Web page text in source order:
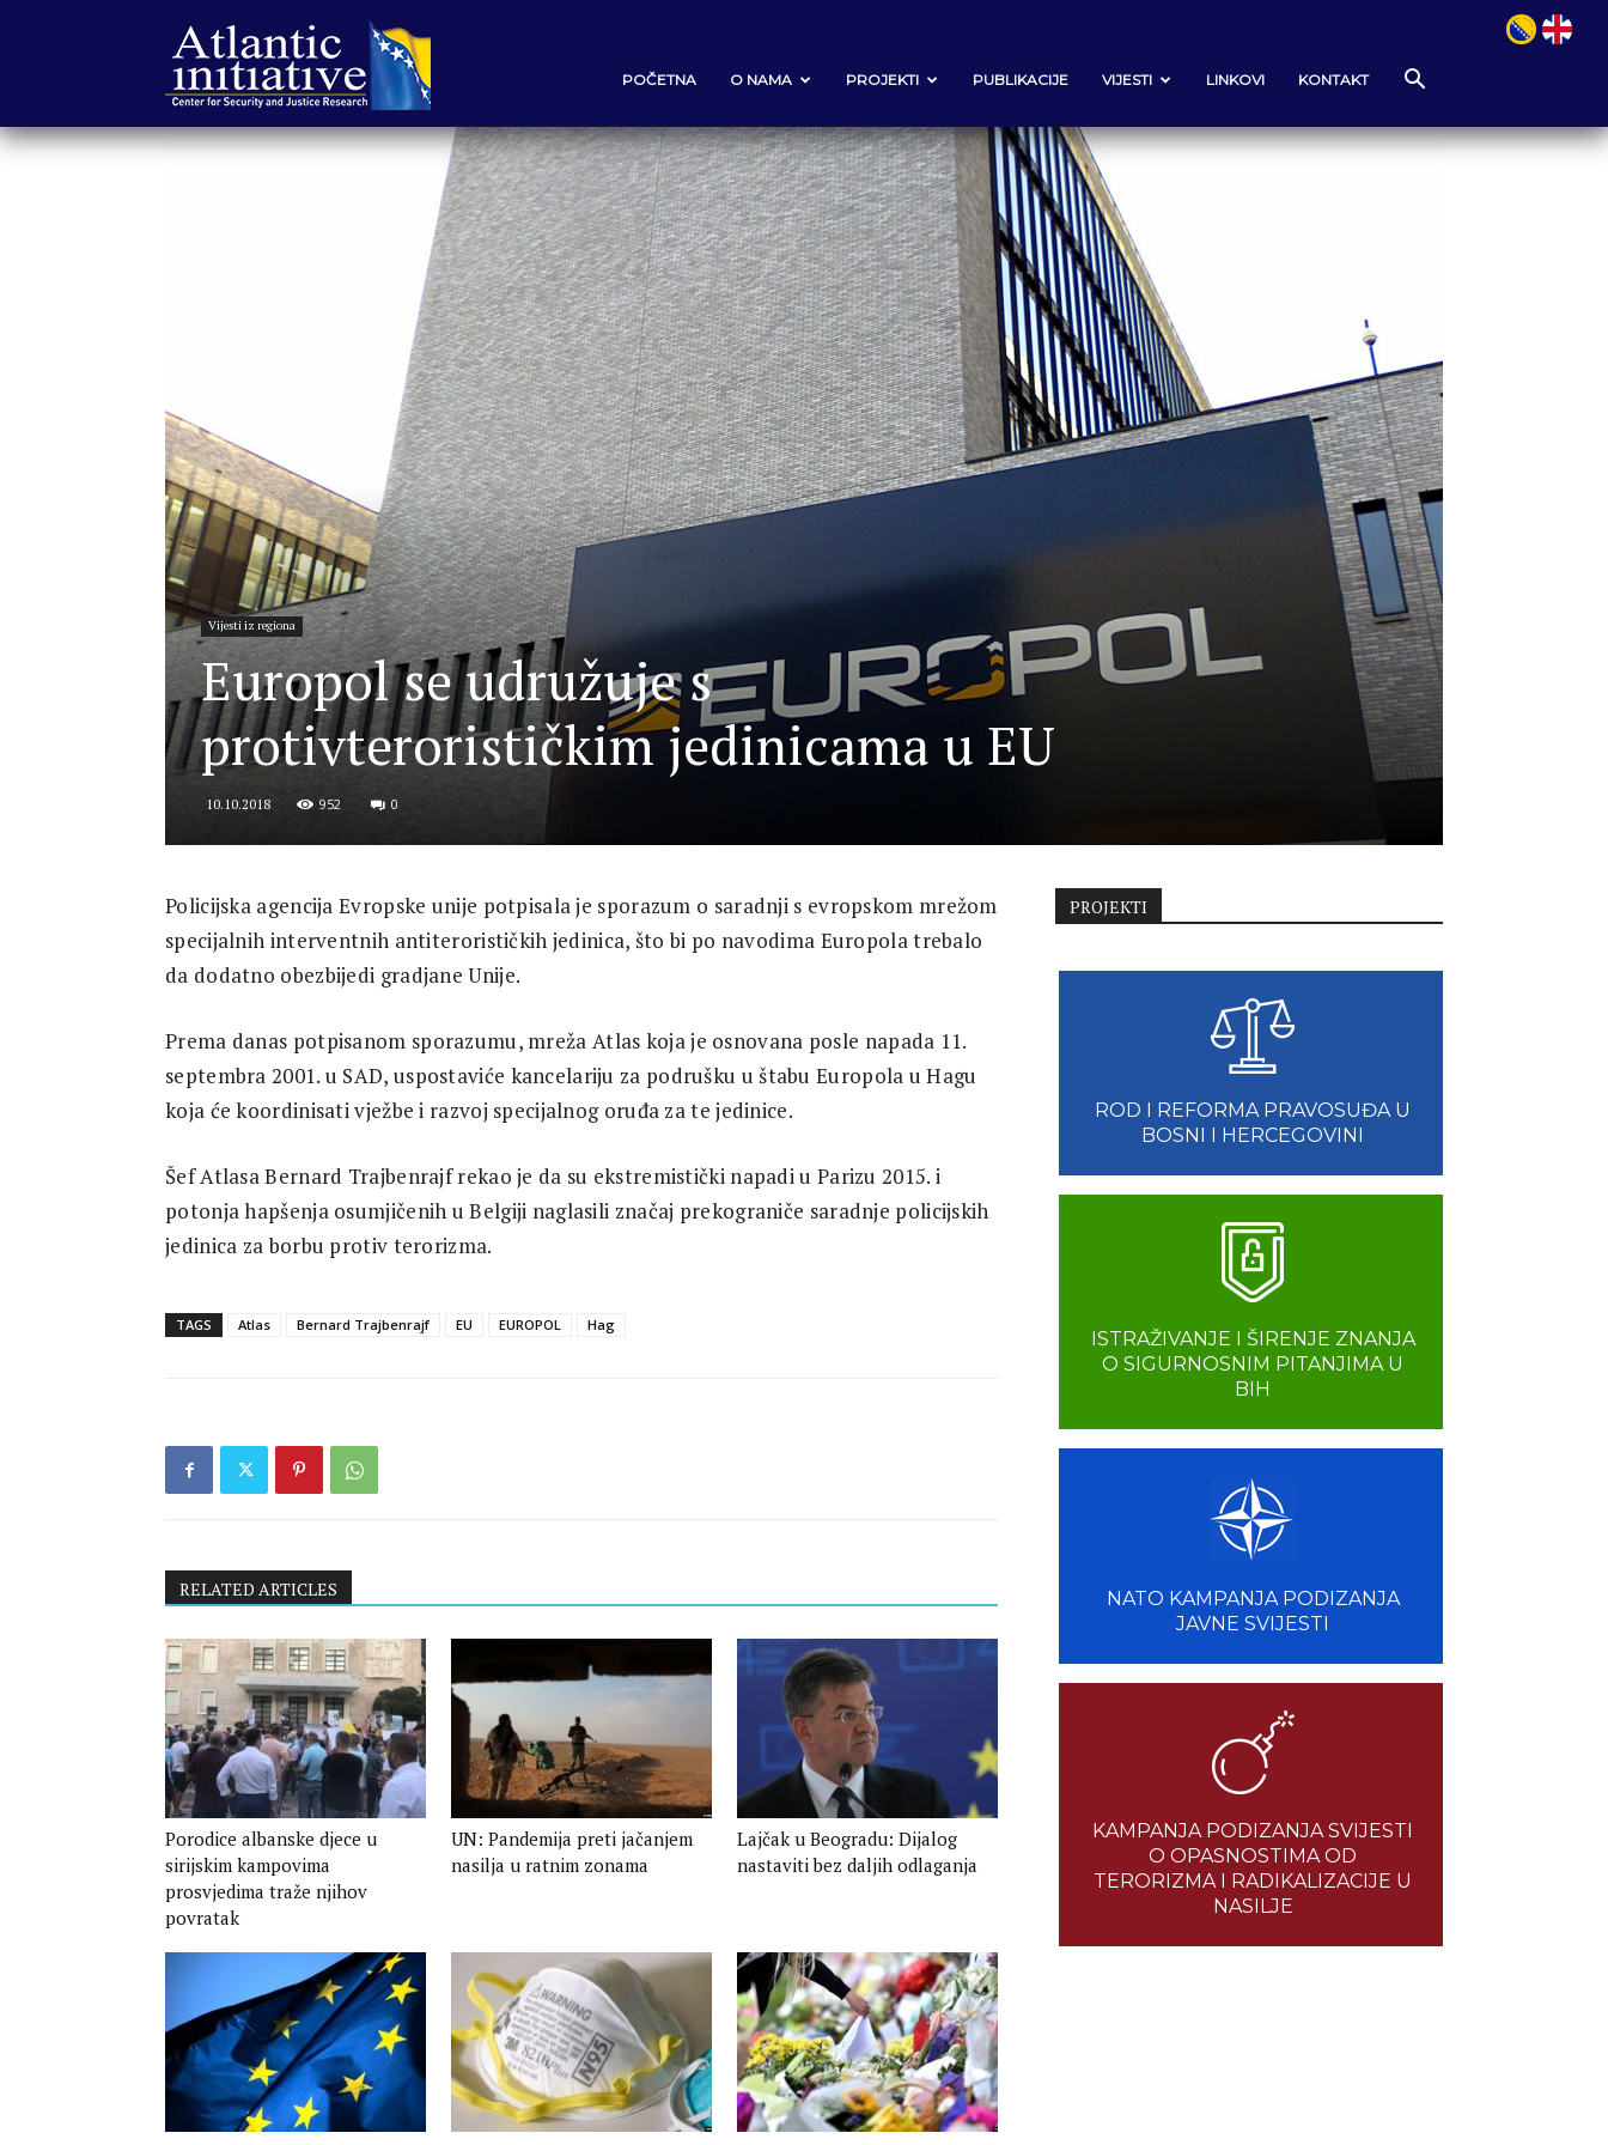
inicijativa
|
Center
for
Security
Justice
Research
POČETNA O NAMA PROJEKTI PUBLIKACIJE VIJESTI LINKOVI KONTAKT
Vijesti iz regiona
Europol se udružuje s
protivterorističkim jedinicama u EU
10.10.2018 952 0
Policijska agencija Evropske unije potpisala je sporazum o saradnji s evropskom mrežom
specijalnih interventnih antiterorističkih jedinica, što bi po navodima Europola trebalo
da dodatno obezbijedi gradjane Unije.
Prema danas potpisanom sporazumu, mreža Atlas koja je osnovana posle napada 11.
septembra 2001. u SAD, uspostaviće kancelariju za podrušku u štabu Europola u Hagu
koja će koordinisati vježbe i razvoj specijalnog oruđa za te jedinice.
Šef Atlasa Bernard Trajbenrajf rekao je da su ekstremistički napadi u Parizu 2015. i
potonja hapšenja osumjičenih u Belgiji naglasili značaj prekograniče saradnje policijskih
jedinica za borbu protiv terorizma.
TAGS Atlas Bernard Trajbenrajf EU EUROPOL Hag
RELATED ARTICLES
Porodice albanske djece u
sirijskim kampovima
prosvjedima traže njihov
povratak
UN: Pandemija preti jačanjem
nasilja u ratnim zonama
Lajčak u Beogradu: Dijalog
nastaviti bez daljih odlaganja
PROJEKTI
ROD I REFORMA PRAVOSUĐA U
BOSNI I HERCEGOVINI
ISTRAŽIVANJE I ŠIRENJE ZNANJA
O SIGURNOSNIM PITANJIMA U
BIH
NATO KAMPANJA PODIZANJA
JAVNE SVIJESTI
KAMPANJA PODIZANJA SVIJESTI
O OPASNOSTIMA OD
TERORIZMA I RADIKALIZACIJE U
NASILJE